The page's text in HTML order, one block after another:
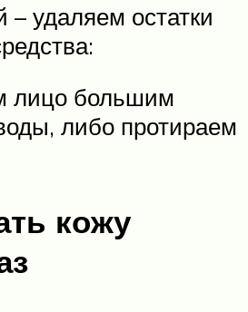
– удаляем остатки
лицо большим
либо протираем
кожу